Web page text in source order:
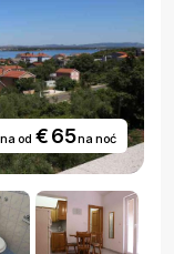
od € 65na noć